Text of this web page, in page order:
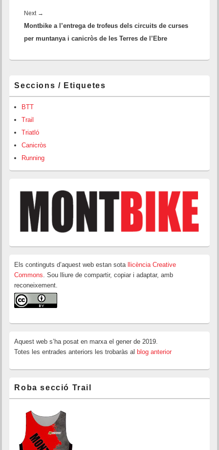
Next →
post:
Montbike a l’entrega de trofeus dels circuits de curses
per muntanya i canicròs de les Terres de l’Ebre
lateral
principal
Seccions / Etiquetes
BTT
Trail
Triatló
Canicròs
Running
Els continguts d’aquest web estan sota
llicència Creative
Commons . Sou lliure de compartir, copiar i adaptar, amb
reconeixement.
Aquest web s’ha posat en marxa el gener de 2019.
Totes les entrades anteriors les trobaràs al blog anterior
Roba secció Trail